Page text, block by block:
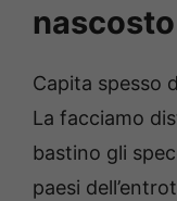
nascosto
Capita spesso
La facciamo
bastino gli
paesi